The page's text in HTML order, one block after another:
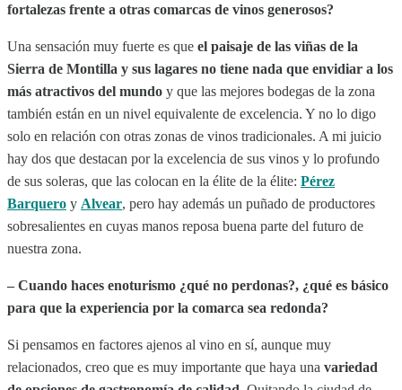
fortalezas frente a otras comarcas de vinos generosos?
Una sensación muy fuerte es que el paisaje de las viñas de la
Sierra de Montilla y sus lagares no tiene nada que envidiar a los
más atractivos del mundo y que las mejores bodegas de la zona
también están en un nivel equivalente de excelencia. Y no lo digo
solo en relación con otras zonas de vinos tradicionales. A mi juicio
hay dos que destacan por la excelencia de sus vinos y lo profundo
de sus soleras, que las colocan en la élite de la élite: Pérez
Barquero y Alvear, pero hay además un puñado de productores
sobresalientes en cuyas manos reposa buena parte del futuro de
nuestra zona.
– Cuando haces enoturismo ¿qué no perdonas?, ¿qué es básico
para que la experiencia por la comarca sea redonda?
Si pensamos en factores ajenos al vino en sí, aunque muy
relacionados, creo que es muy importante que haya una variedad